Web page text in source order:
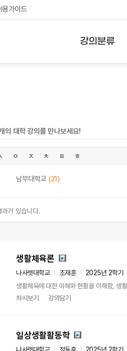
용가이드
강의분류
의 대학 강의를 만나보세요!
ㅇ ㅈ ㅊ ㅍ ㅎ
남부대학교 (21)
과가 있습니다.
생활체육론
나사렛대학교 조재훈
2025년 2학기
생활체육에 대한 이해와 현황을 이해함, 생
차시보기
강의담기
일상생활활동학